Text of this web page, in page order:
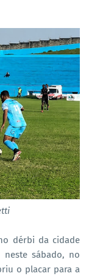
dérbi da cidade
neste sábado, no
o placar para a